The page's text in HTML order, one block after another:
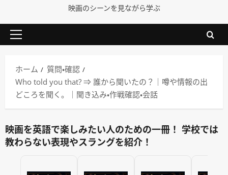
映画のシーンを見ながら学ぶ
メ
ン
メ
ニ
ホーム
質問・確認
Who told you that? ⇒ 誰から聞いたの？｜噂や情報の出
どころを聞く。｜聞き込み・作戦確認・会話
映画を英語で楽しみたい人のための一冊！ 学校では
教わらない表現やスラングを紹介！